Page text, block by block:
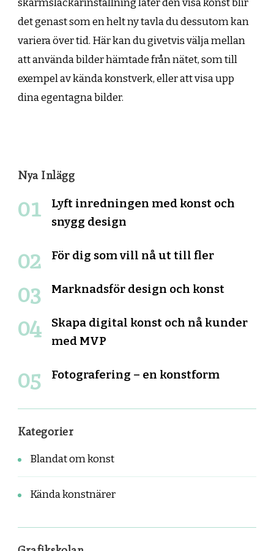
det genast som en helt ny tavla du dessutom kan
variera över tid. Här kan du givetvis välja mellan
att använda bilder hämtade från nätet, som till
exempel av kända konstverk, eller att visa upp
dina egentagna bilder.
Nya Inlägg
Lyft inredningen med konst och
snygg design
För dig som vill nå ut till fler
Marknadsför design och konst
Skapa digital konst och nå kunder
med MVP
Fotografering – en konstform
Kategorier
Blandat om konst
Kända konstnärer